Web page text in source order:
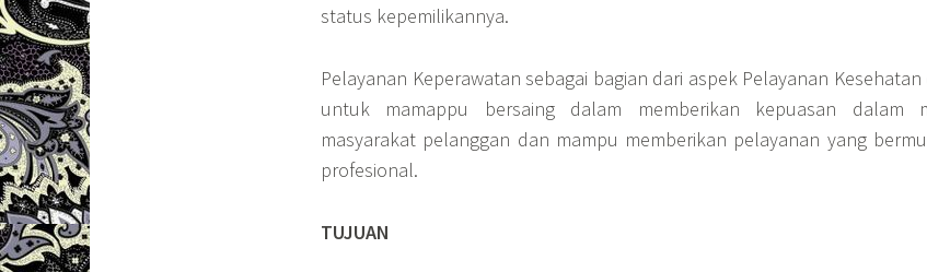
status kepemilikannya.
Pelayanan Keperawatan sebagai bagian dari aspek Pelayanan
untuk mamappu bersaing dalam memberikan kepuasan dalam
masyarakat pelanggan dan mampu memberikan pelayanan yang
profesional.
TUJUAN